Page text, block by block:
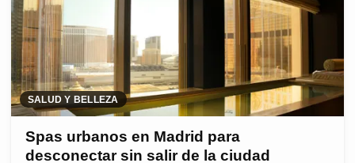
SALUD Y BELLEZA
Spas urbanos en Madrid para
desconectar sin salir de la ciudad